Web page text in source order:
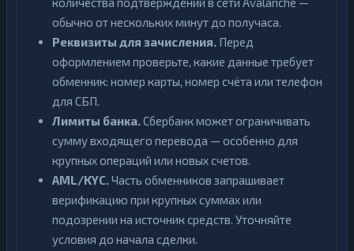
обычно от нескольких минут до получаса.
Реквизиты для зачисления. Перед
оформлением проверьте, какие данные требует
обменник: номер карты, номер счёта или телефон
для СБП.
Лимиты банка.Сбербанк может ограничивать
сумму входящего перевода — особенно для
крупных операций или новых счетов.
AML/KYC.Часть обменников запрашивает
верификацию при крупных суммах или
подозрении на источник средств. Уточняйте
условия до начала сделки.